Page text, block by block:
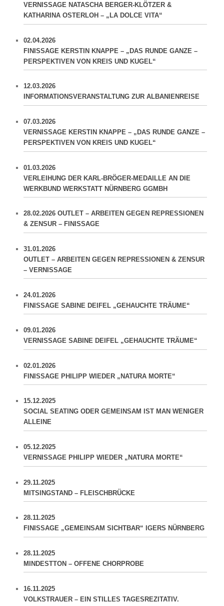
VERNISSAGE NATASCHA BERGER-KLÖTZER &
KATHARINA OSTERLOH – „LA DOLCE VITA“
02.04.2026
FINISSAGE KERSTIN KNAPPE – „DAS RUNDE GANZE –
PERSPEKTIVEN VON KREIS UND KUGEL“
12.03.2026
INFORMATIONSVERANSTALTUNG ZUR ALBANIENREISE
07.03.2026
VERNISSAGE KERSTIN KNAPPE – „DAS RUNDE GANZE –
PERSPEKTIVEN VON KREIS UND KUGEL“
01.03.2026
VERLEIHUNG DER KARL-BRÖGER-MEDAILLE AN DIE
WERKBUND WERKSTATT NÜRNBERG GGMBH
28.02.2026 OUTLET – ARBEITEN GEGEN REPRESSIONEN
& ZENSUR – FINISSAGE
31.01.2026
OUTLET – ARBEITEN GEGEN REPRESSIONEN & ZENSUR
– VERNISSAGE
24.01.2026
FINISSAGE SABINE DEIFEL „GEHAUCHTE TRÄUME“
09.01.2026
VERNISSAGE SABINE DEIFEL „GEHAUCHTE TRÄUME“
02.01.2026
FINISSAGE PHILIPP WIEDER „NATURA MORTE“
15.12.2025
SOCIAL SEATING ODER GEMEINSAM IST MAN WENIGER
ALLEINE
05.12.2025
VERNISSAGE PHILIPP WIEDER „NATURA MORTE“
29.11.2025
MITSINGSTAND – FLEISCHBRÜCKE
28.11.2025
FINISSAGE „GEMEINSAM SICHTBAR“ IGERS NÜRNBERG
28.11.2025
MINDESTTON – OFFENE CHORPROBE
16.11.2025
VOLKSTRAUER – EIN STILLES TAGESREZITATIV.